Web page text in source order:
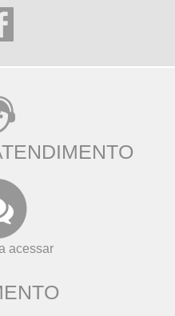
acessar